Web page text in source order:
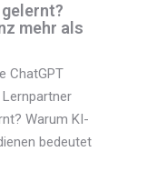
mehr als
ChatGPT
Warum KI-
bedeutet